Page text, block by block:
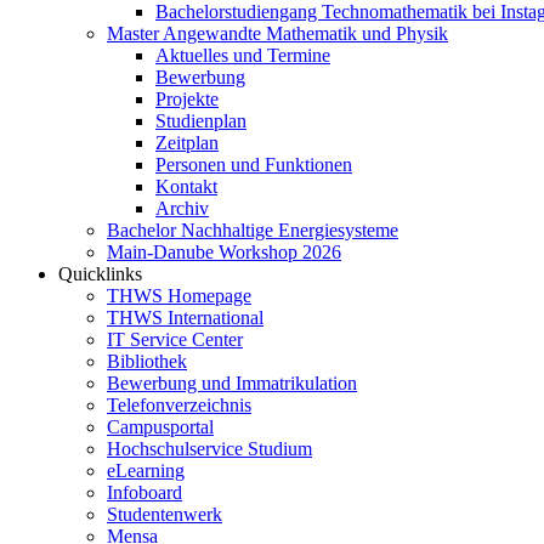
Bachelorstudiengang Technomathematik bei
Master Angewandte Mathematik und Physik
Aktuelles und Termine
Bewerbung
Projekte
Studienplan
Zeitplan
Personen und Funktionen
Kontakt
Archiv
Bachelor Nachhaltige Energiesysteme
Main-Danube Workshop 2026
Quicklinks
THWS Homepage
THWS International
IT Service Center
Bibliothek
Bewerbung und Immatrikulation
Telefonverzeichnis
Campusportal
Hochschulservice Studium
eLearning
Infoboard
Studentenwerk
Mensa